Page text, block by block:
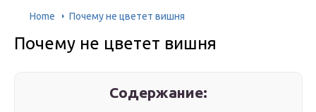
Home Почему не цветет вишня
Почему не цветет вишня
Содержание: